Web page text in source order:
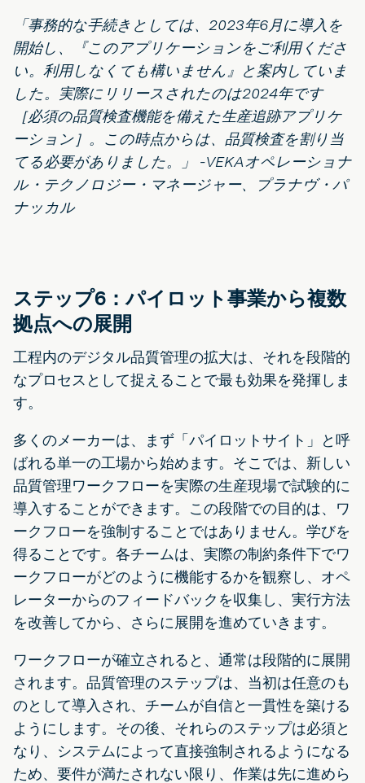
「事務的な手続きとしては、2023年6月に導入を
開始し、『このアプリケーションをご利用くださ
い。利用しなくても構いません』と案内していま
した。実際にリリースされたのは2024年です
［必須の品質検査機能を備えた生産追跡アプリケ
ーション］。この時点からは、品質検査を割り当
てる必要がありました。」 -VEKAオペレーショナ
ル・テクノロジー・マネージャー、プラナヴ・パ
ナッカル
ステップ6：パイロット事業から複数
拠点への展開
工程内のデジタル品質管理の拡大は、それを段階的
なプロセスとして捉えることで最も効果を発揮しま
す。
多くのメーカーは、まず「パイロットサイト」と呼
ばれる単一の工場から始めます。そこでは、新しい
品質管理ワークフローを実際の生産現場で試験的に
導入することができます。この段階での目的は、ワ
ークフローを強制することではありません。学びを
得ることです。各チームは、実際の制約条件下でワ
ークフローがどのように機能するかを観察し、オペ
レーターからのフィードバックを収集し、実行方法
を改善してから、さらに展開を進めていきます。
ワークフローが確立されると、通常は段階的に展開
されます。品質管理のステップは、当初は任意のも
のとして導入され、チームが自信と一貫性を築ける
ようにします。その後、それらのステップは必須と
なり、システムによって直接強制されるようになる
ため、要件が満たされない限り、作業は先に進めら